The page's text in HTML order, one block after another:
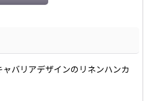
バリアデザインのリネンハンカ